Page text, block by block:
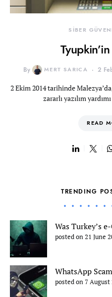
SİBER
By MERT SARICA 2
2 Ekim 2014 tarihinde
zararlı yazılım
READ
TRENDING
Was Turkey’s
posted on 21 June
WhatsApp
posted on 7 August